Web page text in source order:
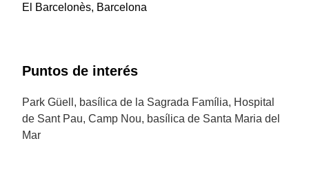
El Barcelonès, Barcelona
Puntos de interés
Park Güell, basílica de la Sagrada Família, Hospital
de Sant Pau, Camp Nou, basílica de Santa Maria del
Mar